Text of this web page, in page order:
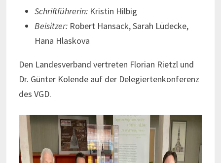
Schriftführerin:Kristin Hilbig
Beisitzer:Robert Hansack, Sarah Lüdecke,
Hana Hlaskova
Den Landesverband vertreten Florian Rietzl und
Dr. Günter Kolende auf der Delegiertenkonferenz
des VGD.